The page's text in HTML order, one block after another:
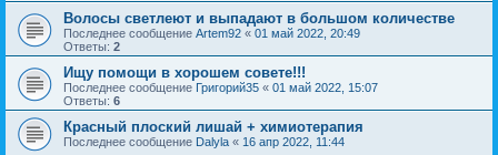
Волосы светлеют и выпадают в большом количестве
Последнее сообщение Artem92 « 01 май 2022, 20:49
Ответы: 2
Ищу помощи в хорошем совете!!!
Последнее сообщение Григорий35 « 01 май 2022, 15:07
Ответы: 6
Красный плоский лишай + химиотерапия
Последнее сообщение Dalyla « 16 апр 2022, 11:44